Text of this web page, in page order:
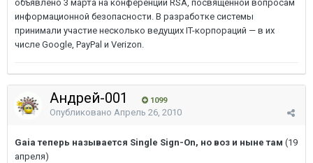
объявлено 3 марта на конференции RSA, посвященной вопросам
информационной безопасности. В разработке системы
принимали участие несколько ведущих IT-корпораций — в их
числе Google, PayPal и Verizon.
Андрей-001 1099
Опубликовано Апрель 26, 2010
Gaia теперь называется Single Sign-On, но воз и ныне там (19
апреля)